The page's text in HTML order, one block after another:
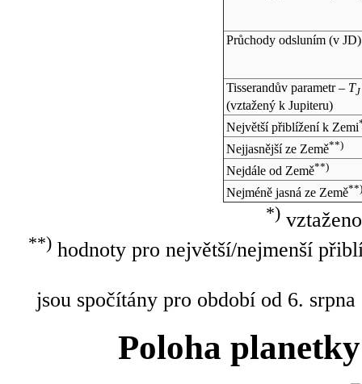
Průchody odsluním (v JD)
Tisserandův parametr – TJ
(vztažený k Jupiteru)
Největší přiblížení k Zemi
Nejjasnější ze Země**)
Nejdále od Země**)
Nejméně jasná ze Země**)
*)
**)hodnoty pro největší/nejmenší
jsou spočítány pro období od 6.
Poloha